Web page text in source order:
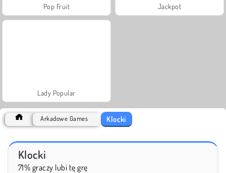
Pop Fruit Jackpot
Lady Popular
Arkadowe Games Klocki
Klocki
71% graczy lubi tę grę